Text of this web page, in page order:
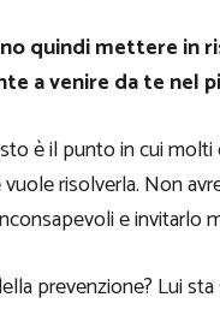
quindi mettere in
a venire da te nel
è il punto in cui
risolverla. Non
e invitarlo
prevenzione? Lui